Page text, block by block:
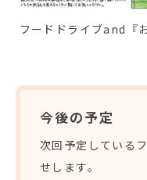
フードドライブand『
今後の予定
次回予定している
せします。